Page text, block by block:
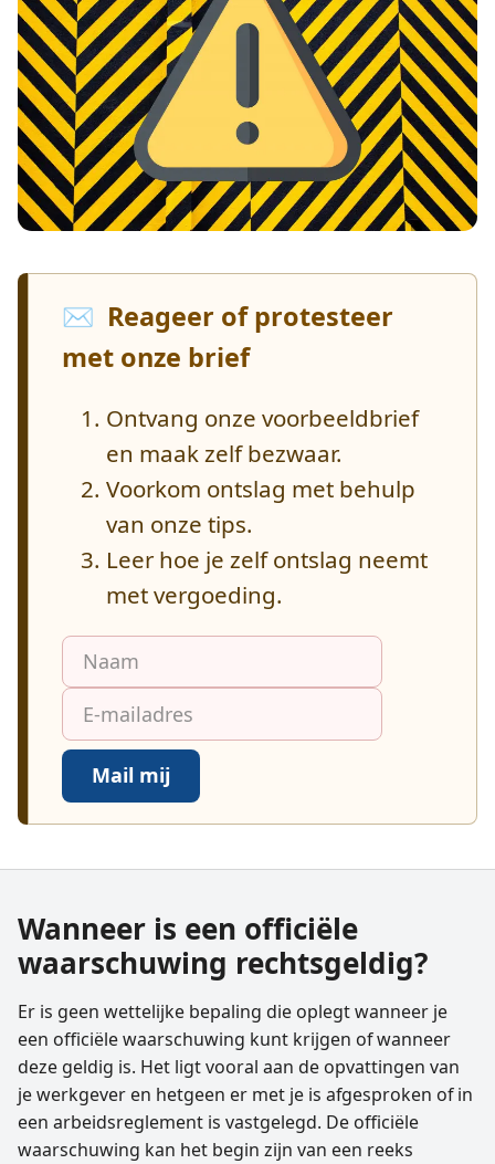
✉️ Reageer of protesteer
met onze brief
Ontvang onze voorbeeldbrief
en maak zelf bezwaar.
Voorkom ontslag met behulp
van onze tips.
Leer hoe je zelf ontslag neemt
met vergoeding.
Mail mij
Wanneer is een officiële
waarschuwing rechtsgeldig?
Er is geen wettelijke bepaling die oplegt wanneer je
een officiële waarschuwing kunt krijgen of wanneer
deze geldig is. Het ligt vooral aan de opvattingen van
je werkgever en hetgeen er met je is afgesproken of in
een arbeidsreglement is vastgelegd. De officiële
waarschuwing kan het begin zijn van een reeks